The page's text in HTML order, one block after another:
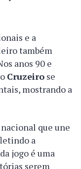
e a
também
anos 90 e
Cruzeiro se
mostrando a
que une
a
jogo é uma
serem